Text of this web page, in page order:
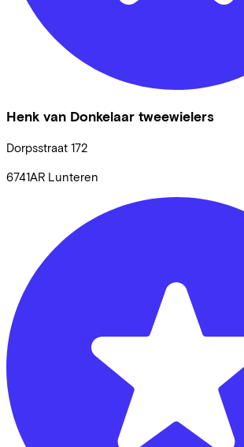
Henk van Donkelaar tweewielers
Dorpsstraat 172
6741AR Lunteren